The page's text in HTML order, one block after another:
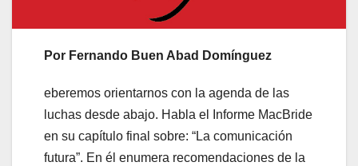
Por Fernando Buen Abad Domínguez
eberemos orientarnos con la agenda de las
luchas desde abajo. Habla el Informe MacBride
en su capítulo final sobre:
La comunicación
futura . En él enumera recomendaciones de la